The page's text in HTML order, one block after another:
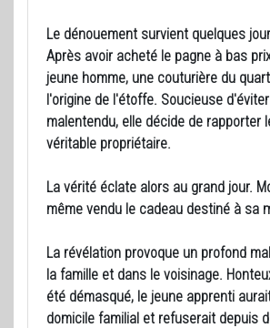
Le dénouement survient quelques
Après avoir acheté le pagne à bas
jeune homme, une couturière du
l'origine de l'étoffe. Soucieuse
malentendu, elle décide de rapporter
véritable propriétaire.
La vérité éclate alors au grand jour.
même vendu le cadeau destiné à sa
La révélation provoque un profond
la famille et dans le voisinage.
été démasqué, le jeune apprenti
domicile familial et refuserait depuis